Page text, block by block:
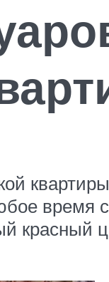
время
красный